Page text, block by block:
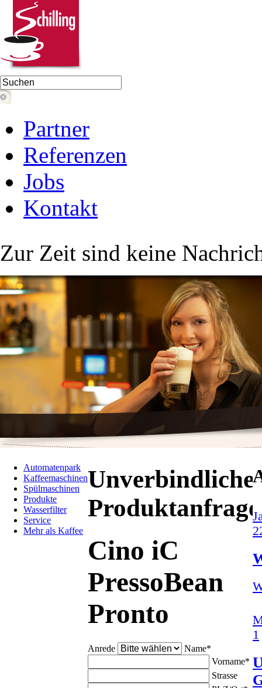
Partner
Referenzen
Jobs
Kontakt
Zur Zeit sind keine
Automatenpark
Kaffeemaschinen
Spülmaschinen
Produkte
Wasserfilter
Service
Mehr als Kaffee
1
Unverbindliche
Produktanfrage
Cino iC
PressoBean
Pronto
Anrede Name*
Vorname*
Strasse